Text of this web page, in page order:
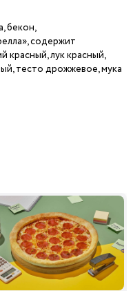
50 гр
Ветчина
29i 40 гр
гр
Огурцы
маринованные
29i 30 гр
бекон,
содержит
красный, лук красный,
тесто дрожжевое, мука